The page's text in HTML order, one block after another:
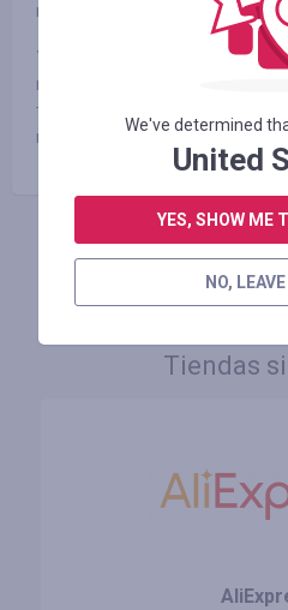
применения, так и для
У нас более 20000 видов
крупных фирм. Мы
товаров в магазине и
покупки в нашем магазине
INICIE SESIÓN PARA
Tiendas
We've determined
United
YES, SHOW ME
NO,